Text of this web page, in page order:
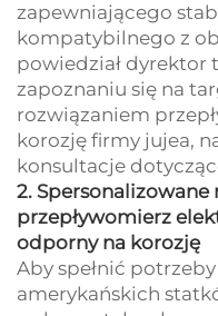
zapewniającego
kompatybilnego z
powiedział dyrektor
zapoznaniu się na
rozwiązaniem
korozję firmy jujea,
konsultacje
2. Spersonalizowane
przepływomierz
odporny na korozję
Aby spełnić
amerykańskich